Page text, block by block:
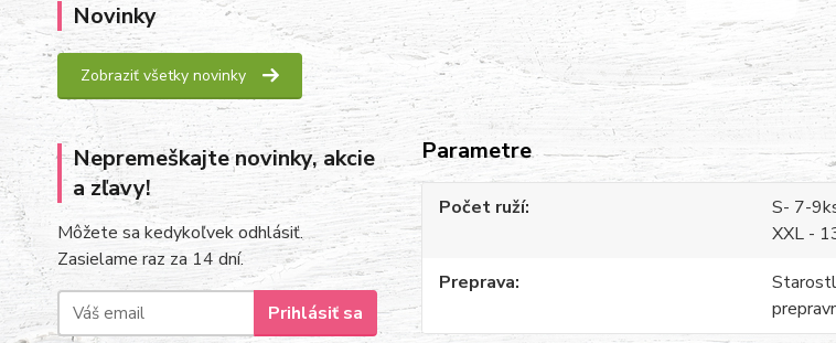
Novinky
Zobraziť všetky novinky
Nepremeškajte novinky, akcie
a zľavy!
Môžete sa kedykoľvek odhlásiť.
Zasielame raz za 14 dní.
Prihlásiť sa
Parametre
Počet ruží
S- 7-
XXL -
Preprava